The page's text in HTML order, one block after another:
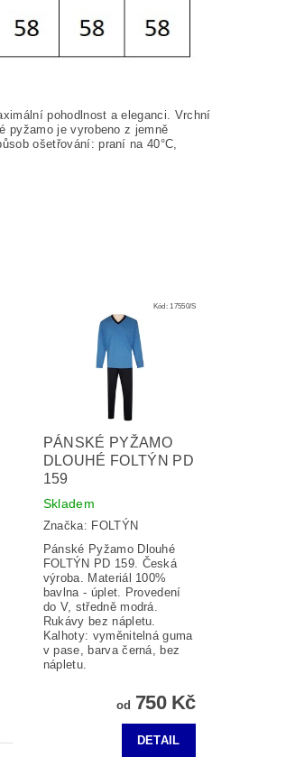
pohodlnost a eleganci. Vrchní
pyžamo je vyrobeno z jemně
ošetřování: praní na40°C,
Kód:17550/S
PÁNSKÉ PYŽAMO
DLOUHÉ FOLTÝN PD
159
Skladem
Značka: FOLTÝN
Pánské Pyžamo Dlouhé
FOLTÝN PD 159. Česká
výroba. Materiál 100%
bavlna - úplet. Provedení
do V, středně modrá.
Rukávy bez nápletu.
Kalhoty: vyměnitelná guma
v pase, barva černá, bez
nápletu.
od 750 Kč
DETAIL